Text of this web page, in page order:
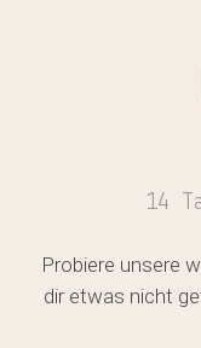
14
Probiere unsere
dir etwas nicht